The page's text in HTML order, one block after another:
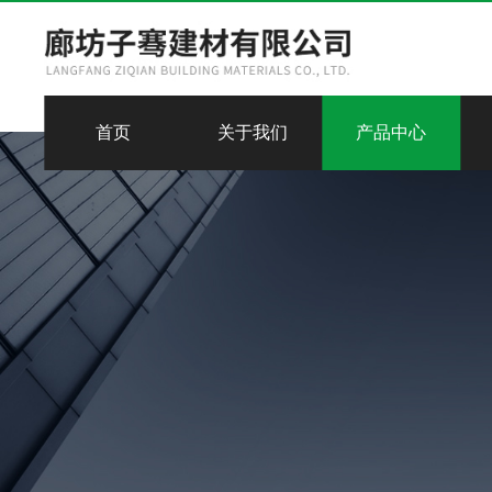
首页 关于我们 产品中心